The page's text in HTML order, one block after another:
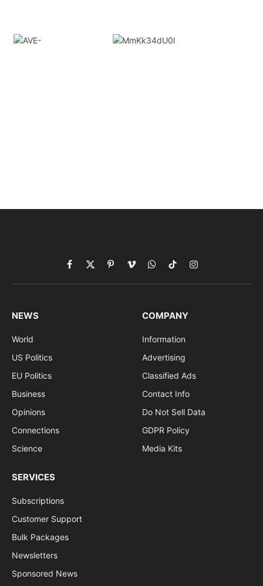
Facebook
X
(Twitter)
PinterestVimeoWhatsApp
TikTokInstagram
NEWS
World
US Politics
EU Politics
Business
Opinions
Connections
Science
COMPANY
Information
Advertising
Classified Ads
Contact Info
Do Not Sell Data
GDPR Policy
Media Kits
SERVICES
Subscriptions
Customer Support
Bulk Packages
Newsletters
Sponsored News